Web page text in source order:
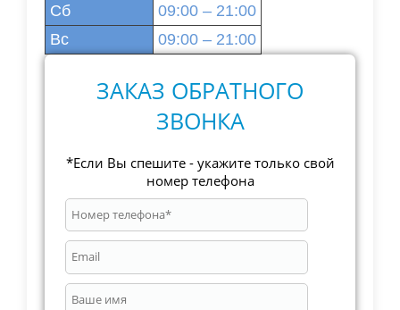
Сб
09:00 – 21:00
Вс
09:00 – 21:00
ЗАКАЗ ОБРАТНОГО
ЗВОНКА
*Если Вы спешите - укажите только свой
номер телефона